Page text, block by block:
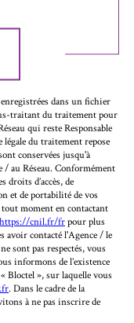
dans un fichier
traitant du traitement pour
qui reste Responsable
légale du traitement repose
conservées jusqu'à
/ au Réseau. Conformément
droits d’accès, de
et de portabilité de vos
moment en contactant
https://cnil.fr/frpour plus
avoir contacté l'Agence / le
sont pas respectés, vous
informons de l’existence
Bloctel », sur laquelle vous
. Dans le cadre de la
à ne pas inscrire de